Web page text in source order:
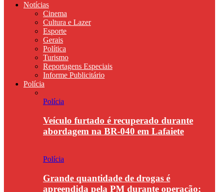
Notícias
Cinema
Cultura e Lazer
Esporte
Gerais
Política
Turismo
Reportagens Especiais
Informe Publicitário
Polícia
Polícia
Veículo furtado é recuperado durante
abordagem na BR-040 em Lafaiete
Polícia
Grande quantidade de drogas é
apreendida pela PM durante operação;